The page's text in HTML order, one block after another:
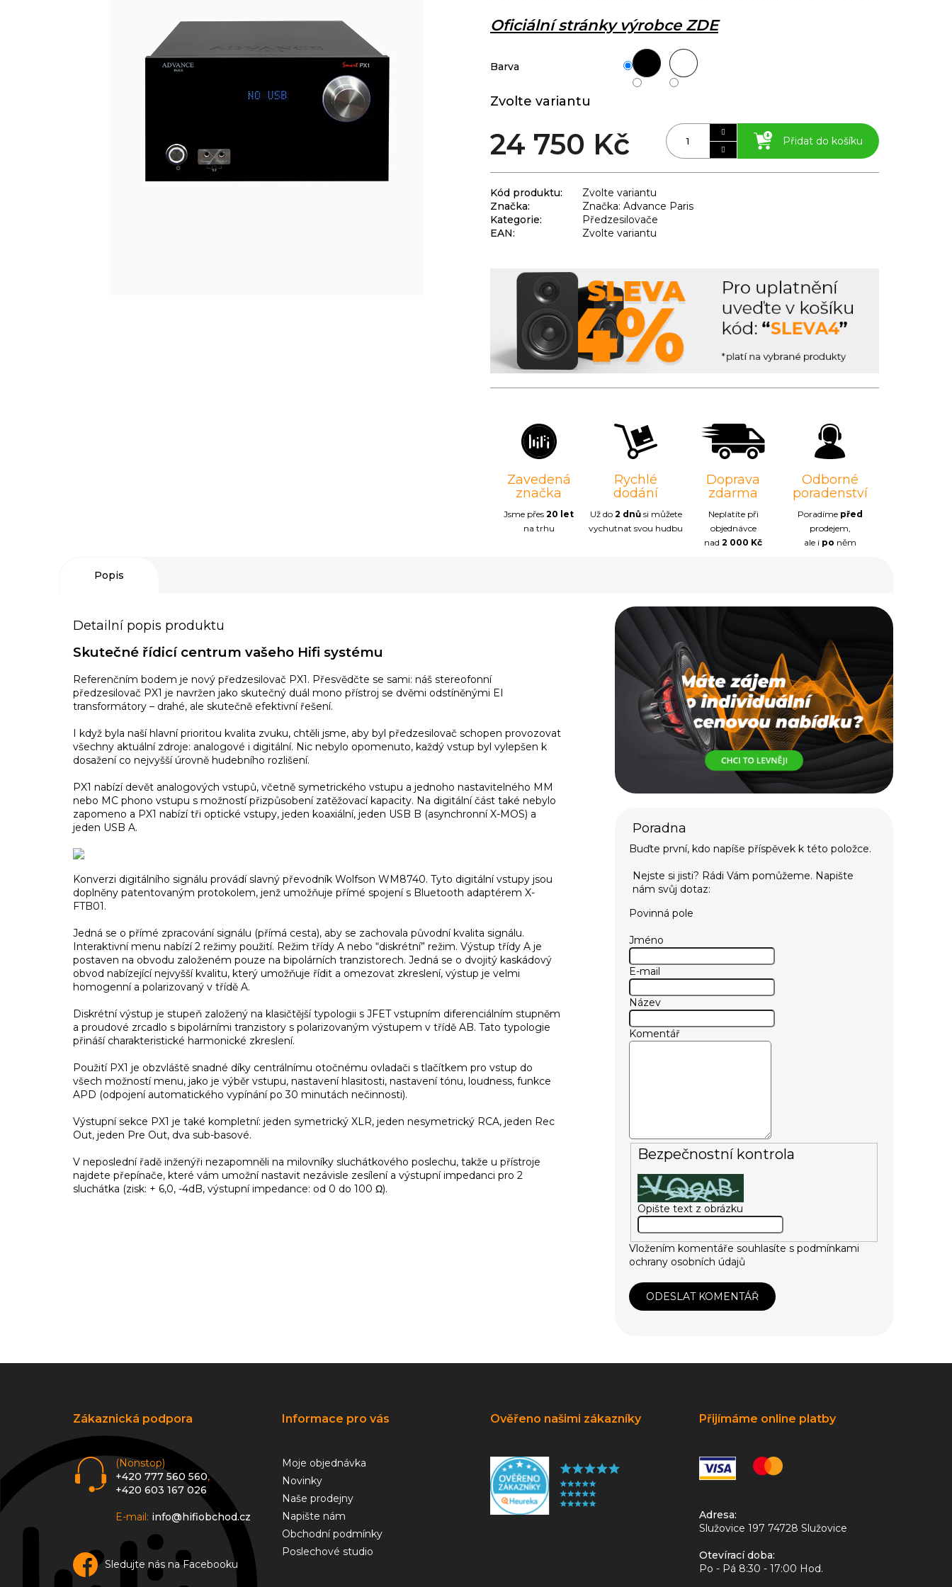
Zvolte variantu
24 750 Kč Přidat do košíku
Barva
Oficiální stránky výrobce ZDE
Kód produktu:
Zvolte variantu
Značka:
Značka: Advance Paris
Kategorie:
Předzesilovače
EAN: Zvolte variantu
Zavedená
značka
Jsme přes20 let
na trhu
Rychlé
dodání
Už do 2 dnůsi můžete
vychutnat svou hudbu
Doprava
zdarma
Neplatíte při
objednávce
nad2 000 Kč
Odborné
poradenství
Poradíme před
prodejem,
ale i po něm
Popis
Detailní popis produktu
Skutečné řídicí centrum vašeho Hifi systému
Referenčním bodem je nový předzesilovač PX1. Přesvědčte se sami: náš stereofonní
předzesilovač PX1 je navržen jako skutečný duál mono přístroj se dvěmi odstíněnými EI
transformátory – drahé, ale skutečně efektivní řešení.
I když byla naší hlavní prioritou kvalita zvuku, chtěli jsme, aby byl předzesilovač schopen provozovat
všechny aktuální zdroje: analogové i digitální. Nic nebylo opomenuto, každý vstup byl vylepšen k
dosažení co nejvyšší úrovně hudebního rozlišení.
PX1 nabízí devět analogových vstupů, včetně symetrického vstupu a jednoho nastavitelného MM
nebo MC phono vstupu s možností přizpůsobení zatěžovací kapacity. Na digitální část také nebylo
zapomeno a PX1 nabízí tři optické vstupy, jeden koaxiální, jeden USB B (asynchronní X-MOS) a
jeden USB A.
Konverzi digitálního signálu provádí slavný převodník Wolfson WM8740. Tyto digitální vstupy jsou
doplněny patentovaným protokolem, jenž umožňuje přímé spojení s Bluetooth adaptérem X-
FTB01.
Jedná se o přímé zpracování signálu (přímá cesta), aby se zachovala původní kvalita signálu.
Interaktivní menu nabízí 2 režimy použití. Režim třídy A nebo “diskrétní” režim. Výstup třídy A je
postaven na obvodu založeném pouze na bipolárních tranzistorech. Jedná se o dvojitý kaskádový
obvod nabízející nejvyšší kvalitu, který umožňuje řídit a omezovat zkreslení, výstup je velmi
homogenní a polarizovaný v třídě A.
Diskrétní výstup je stupeň založený na klasičtější typologii s JFET vstupním diferenciálním stupněm
a proudové zrcadlo s bipolárními tranzistory s polarizovaným výstupem v třídě AB. Tato typologie
přináší charakteristické harmonické zkreslení.
Použití PX1 je obzvláště snadné díky centrálnímu otočnému ovladači s tlačítkem pro vstup do
všech možností menu, jako je výběr vstupu, nastavení hlasitosti, nastavení tónu, loudness, funkce
APD (odpojení automatického vypínání po 30 minutách nečinnosti).
Výstupní sekce PX1 je také kompletní: jeden symetrický XLR, jeden nesymetrický RCA, jeden Rec
Out, jeden Pre Out, dva sub-basové.
V neposlední řadě inženýři nezapomněli na milovníky sluchátkového poslechu, takže u přístroje
najdete přepínače, které vám umožní nastavit nezávisle zesílení a výstupní impedanci pro 2
sluchátka (zisk: + 6,0, -4dB, výstupní impedance: od 0 do 100 Ω).
Buďte první, kdo napíše příspěvek k této položce.
Povinná pole
Jméno
E-mail
Název
Komentář
Bezpečnostní kontrola
Opište text z obrázku
Vložením komentáře souhlasíte spodmínkami
ochrany osobních údajů
ODESLAT KOMENTÁŘ
Zákaznická podpora
(Nonstop)
+420 777 560 560,
+420 603 167 026
E-mail: info@hifiobchod.cz
Sledujte nás na Facebooku
Informace pro vás
Moje objednávka
Novinky
Naše prodejny
Napište nám
Obchodní podmínky
Poslechové studio
Ověřeno našimi zákazníky Přijímáme online platby
Adresa:
Služovice 197 74728 Služovice
Otevírací doba:
Po - Pá 8:30 - 17:00 Hod.